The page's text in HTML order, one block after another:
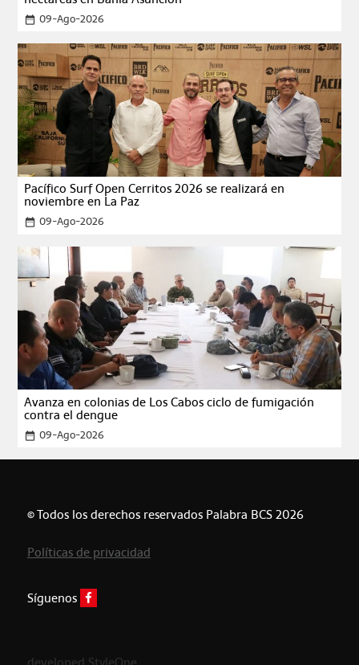
date_range 09-Ago-2026
Pacífico Surf Open Cerritos 2026 se realizará en
noviembre en La Paz
date_range 09-Ago-2026
Avanza en colonias de Los Cabos ciclo de fumigación
contra el dengue
date_range 09-Ago-2026
© Todos los derechos reservados Palabra BCS 2026
Políticas de privacidad
Síguenos